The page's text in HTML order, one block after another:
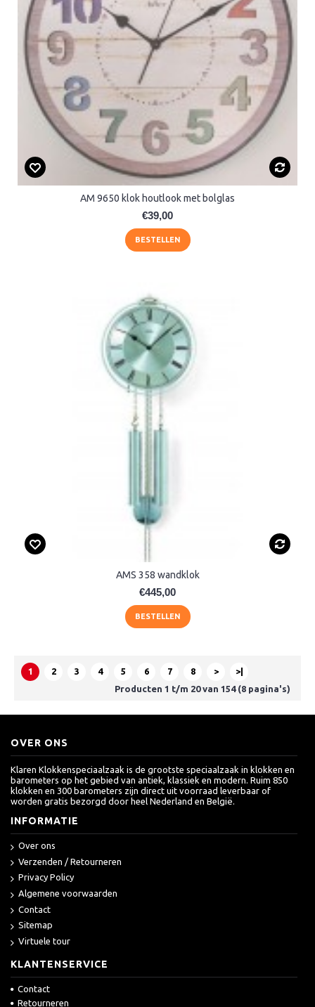
AM 9650 klok houtlook met bolglas
€39,00
BESTELLEN
AMS 358 wandklok
€445,00
BESTELLEN
1 2 3 4 5 6 7 8 >
>|
Producten 1 t/m 20 van 154 (8 pagina's)
OVER ONS
Klaren Klokkenspeciaalzaak is de grootste speciaalzaak in klokken en
barometers op het gebied van antiek, klassiek en modern. Ruim 850
klokken en 300 barometers zijn direct uit voorraad leverbaar of
worden gratis bezorgd door heel Nederland en België.
INFORMATIE
Over ons
Verzenden / Retourneren
Privacy Policy
Algemene voorwaarden
Contact
Sitemap
Virtuele tour
KLANTENSERVICE
Contact
Retourneren